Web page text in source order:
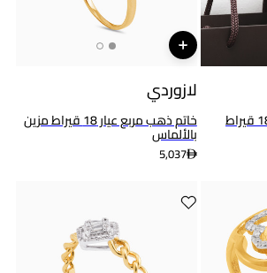
خاتم ذهب كوشن عيار 18 قيراط
لازوردي
خاتم ذهب مربع عيار 18 قيراط مزين
بالألماس
5,037